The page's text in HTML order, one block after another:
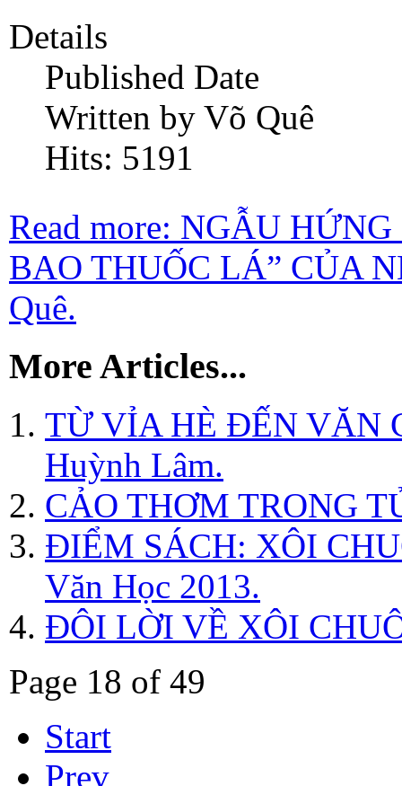
Details
Published Date
Written by Võ Quê
Hits: 5191
Read more: NGẪU
BAO THUỐC LÁ” CỦA
Quê.
More Articles...
TỪ VỈA HÈ ĐẾN VĂN
Huỳnh Lâm.
CẢO THƠM TRONG
ĐIỂM SÁCH: XÔI
Văn Học 2013.
ĐÔI LỜI VỀ XÔI
Page 18 of 49
Start
Prev